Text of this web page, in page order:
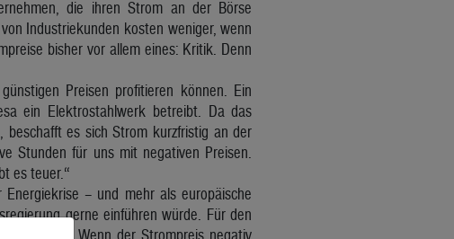
die ihren Strom an der Börse
Industriekunden kosten weniger, wenn
bisher vor allem eines: Kritik. Denn
Preisen profitieren können. Ein
ein Elektrostahlwerk betreibt. Da das
es sich Strom kurzfristig an der
Stunden für uns mit negativen Preisen.
es teuer.“
– und mehr als europäische
gerne einführen würde. Für den
gilt zwar: Wenn der Strompreis negativ